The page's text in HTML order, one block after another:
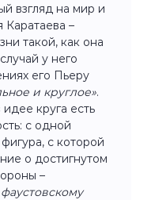
взгляд на мир и
Каратаева –
такой, как она
у него
его Пьеру
и круглое».
круга есть
с одной
с которой
о достигнутом
–